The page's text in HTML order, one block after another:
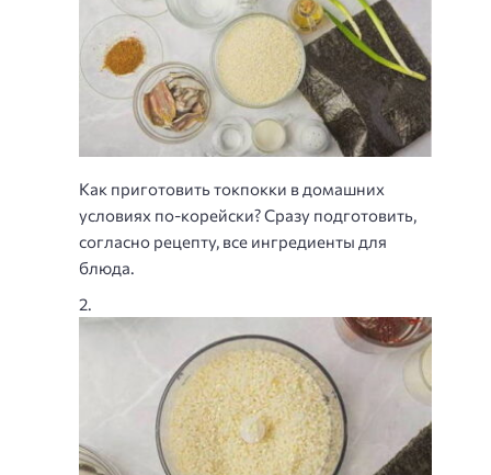
Как приготовить токпокки в домашних
условиях по-корейски? Сразу подготовить,
согласно рецепту, все ингредиенты для
блюда.